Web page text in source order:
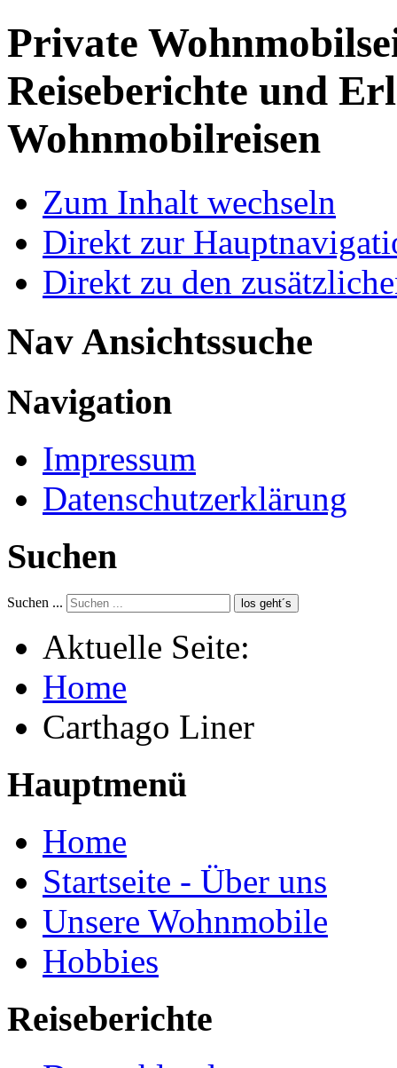
Private
Reiseberichte und
Wohnmobilreisen
Zum Inhalt wechseln
Direkt zur
Direkt zu den
Nav Ansichtssuche
Navigation
Impressum
Datenschutzerklärung
Suchen
Suchen ... los geht´s
Aktuelle Seite:
Home
Carthago Liner
Hauptmenü
Home
Startseite - Über uns
Unsere Wohnmobile
Hobbies
Reiseberichte